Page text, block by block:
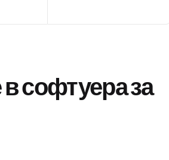
софтуера за